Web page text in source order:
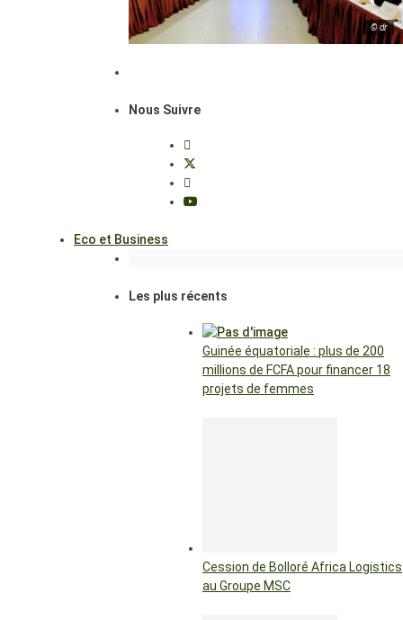
© dr
Nous Suivre
Eco et Business
Les plus récents
Guinée équatoriale : plus de 200
millions de FCFA pour financer 18
projets de femmes
Cession de Bolloré Africa Logistics
au Groupe MSC